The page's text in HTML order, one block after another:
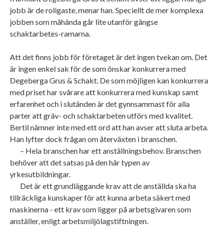
jobb är de roligaste, menar han. Speciellt de mer komplexa
jobben som måhända går lite utanför gängse
schaktarbetes-ramarna.
Att det finns jobb för företaget är det ingen tvekan om. Det
är ingen enkel sak för de som önskar konkurrera med
Degeberga Grus & Schakt. De som möjligen kan konkurrera
med priset har svårare att konkurrera med kunskap samt
erfarenhet och i slutänden är det gynnsammast för alla
parter att gräv- och schaktarbeten utförs med kvalitet.
Bertil nämner inte med ett ord att han avser att sluta arbeta.
Han lyfter dock frågan om återväxten i branschen.
– Hela branschen har ett anställningsbehov. Branschen
behöver att det satsas på den här typen av
yrkesutbildningar.
Det är ett grundläggande krav att de anställda ska ha
tillräckliga kunskaper för att kunna arbeta säkert med
maskinerna - ett krav som ligger på arbetsgivaren som
anställer, enligt arbetsmiljölagstiftningen.